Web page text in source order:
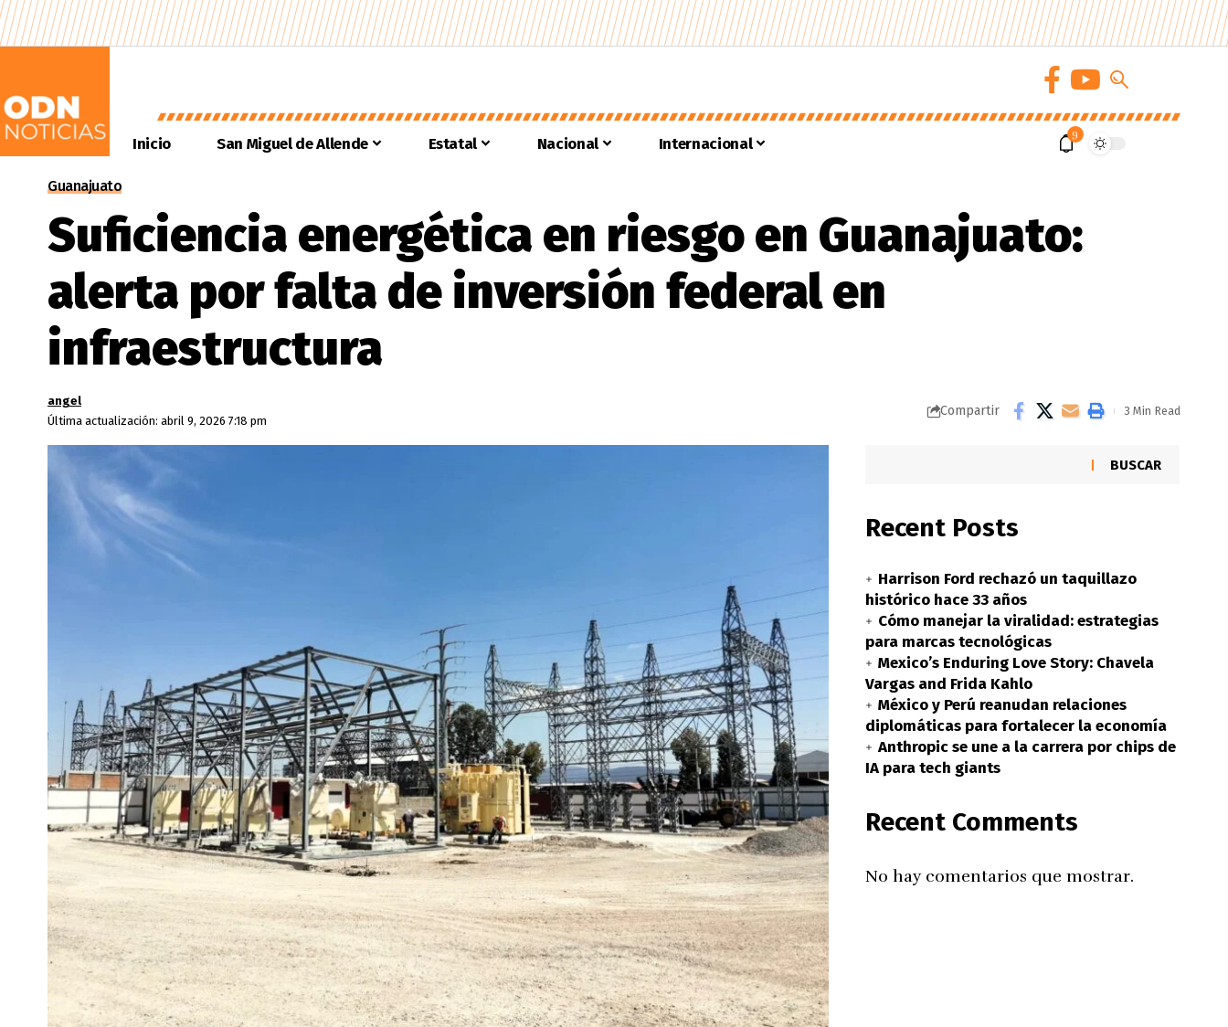
Inicio San Miguel de Allende Estatal Nacional Internacional 9
Guanajuato
Suficiencia energética en riesgo en Guanajuato:
alerta por falta de inversión federal en
infraestructura
Última actualización: abril 9, 2026 7:18 pm
angel
Compartir 3 Min Read
BUSCAR
Recent Posts
Harrison Ford rechazó un taquillazo
histórico hace 33 años
Cómo manejar la viralidad: estrategias
para marcas tecnológicas
Mexico’s Enduring Love Story: Chavela
Vargas and Frida Kahlo
México y Perú reanudan relaciones
diplomáticas para fortalecer la economía
Anthropic se une a la carrera por chips de
IA para tech giants
Recent Comments
No hay comentarios que mostrar.